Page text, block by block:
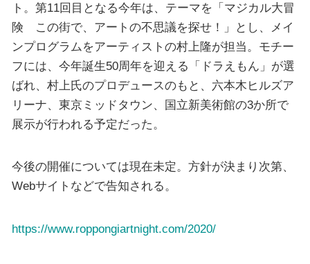
ト。第11回目となる今年は、テーマを「マジカル大冒
険 この街で、アートの不思議を探せ！」とし、メイ
ンプログラムをアーティストの村上隆が担当。モチー
フには、今年誕生50周年を迎える「ドラえもん」が選
ばれ、村上氏のプロデュースのもと、六本木ヒルズア
リーナ、東京ミッドタウン、国立新美術館の3か所で
展示が行われる予定だった。
今後の開催については現在未定。方針が決まり次第、
Webサイトなどで告知される。
https://www.roppongiartnight.com/2020/